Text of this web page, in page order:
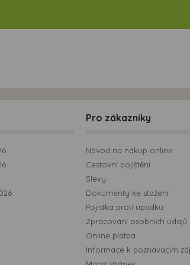
Pro zákazníky
Návod na nákup online
Cestovní pojištění
Slevy
Dokumenty ke stažení
Pojistka proti úpadku
Zpracování osobních údajů
Online platba
Informace k poznávacím